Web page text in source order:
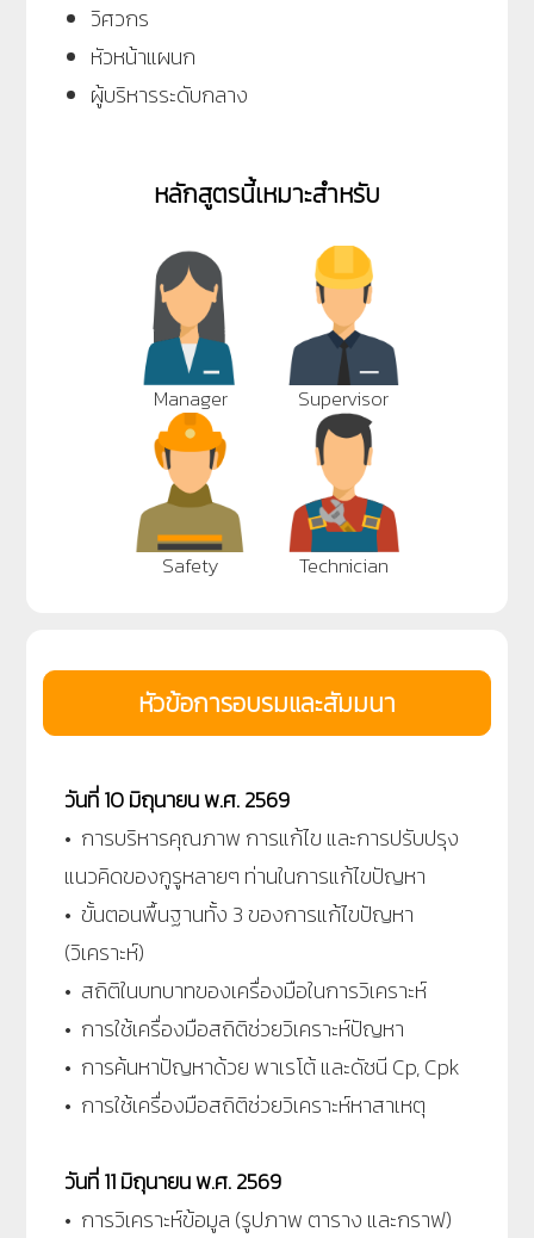
วิศวกร
หัวหน้าแผนก
ผู้บริหารระดับกลาง
หลักสูตรนี้เหมาะสำหรับ
Manager Supervisor
Safety Technician
หัวข้อการอบรมและสัมมนา
วันที่ 10 มิถุนายน พ.ศ. 2569
• การบริหารคุณภาพ การแก้ไข และการปรับปรุง
แนวคิดของกูรูหลายๆ ท่านในการแก้ไขปัญหา
• ขั้นตอนพื้นฐานทั้ง 3 ของการแก้ไขปัญหา
(วิเคราะห์)
• สถิติในบทบาทของเครื่องมือในการวิเคราะห์
• การใช้เครื่องมือสถิติช่วยวิเคราะห์ปัญหา
• การค้นหาปัญหาด้วย พาเรโต้ และดัชนี Cp, Cpk
• การใช้เครื่องมือสถิติช่วยวิเคราะห์หาสาเหตุ
วันที่11 มิถุนายนพ.ศ. 2569
• การวิเคราะห์ข้อมูล (รูปภาพ ตาราง และกราฟ)